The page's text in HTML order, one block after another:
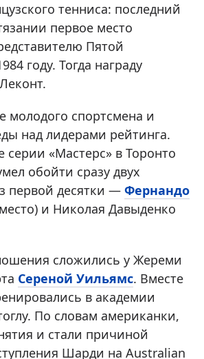
тенниса: последний
первое место
Пятой
году. Тогда награду
молодого спортсмена и
над лидерами рейтинга.
серии «Мастерс» в Торонто
обойти сразу двух
первой десятки — Фернандо
и Николая Давыденко
сложились у Жереми
Сереной Уильямс. Вместе
в академии
По словам американки,
и стали причиной
Шарди на Australian